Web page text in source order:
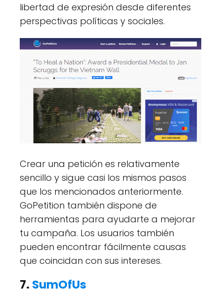
libertad de expresión desde diferentes
perspectivas políticas y sociales.
Crear una petición es relativamente
sencillo y sigue casi los mismos pasos
que los mencionados anteriormente.
GoPetition también dispone de
herramientas para ayudarte a mejorar
tu campaña. Los usuarios también
pueden encontrar fácilmente causas
que coincidan con sus intereses.
7. SumOfUs